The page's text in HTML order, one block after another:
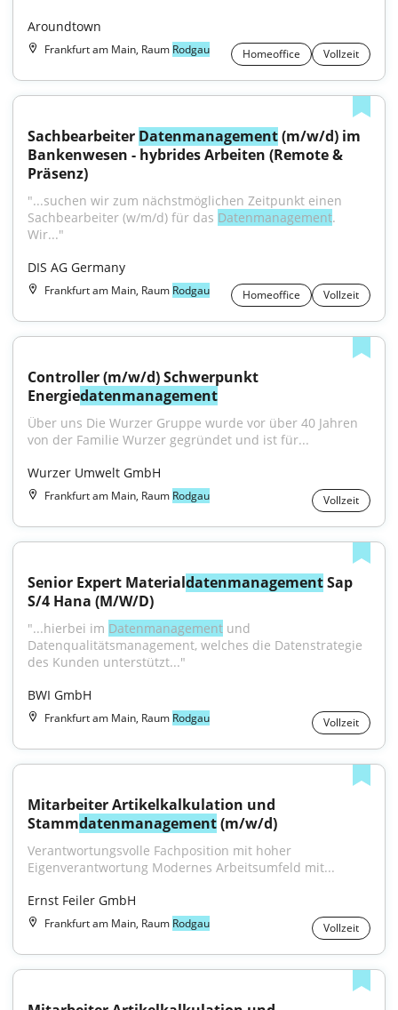
Aroundtown
Frankfurt am Main, Raum Rodgau Homeoffice Vollzeit
Sachbearbeiter Datenmanagement (m/w/d) im
Bankenwesen - hybrides Arbeiten (Remote &
Präsenz)
"...suchen wir zum nächstmöglichen Zeitpunkt einen
Sachbearbeiter (w/m/d) für das Datenmanagement.
Wir..."
DIS AG Germany
Frankfurt am Main, Raum Rodgau Homeoffice Vollzeit
Controller (m/w/d) Schwerpunkt
Energiedatenmanagement
Über uns Die Wurzer Gruppe wurde vor über 40 Jahren
von der Familie Wurzer gegründet und ist für...
Wurzer Umwelt GmbH
Frankfurt am Main, Raum Rodgau Vollzeit
Senior Expert Materialdatenmanagement Sap
S/4 Hana (M/W/D)
"...hierbei im Datenmanagement und
Datenqualitätsmanagement, welches die Datenstrategie
des Kunden unterstützt..."
BWI GmbH
Frankfurt am Main, Raum Rodgau Vollzeit
Mitarbeiter Artikelkalkulation und
Stammdatenmanagement (m/w/d)
Verantwortungsvolle Fachposition mit hoher
Eigenverantwortung Modernes Arbeitsumfeld mit...
Ernst Feiler GmbH
Frankfurt am Main, Raum Rodgau Vollzeit